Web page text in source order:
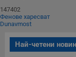
147402
Фенове харесват
Dunavmost
Най-четени